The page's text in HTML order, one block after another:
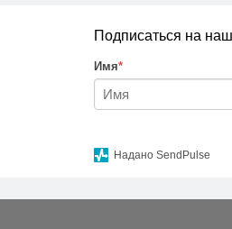
Подписаться на
Имя*
Надано SendPulse